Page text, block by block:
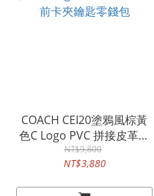
COACH CEI20塗鴉風棕黃
色C Logo PVC 拼接皮革前
卡夾鑰匙零錢包
NT$9,800
NT$3,880